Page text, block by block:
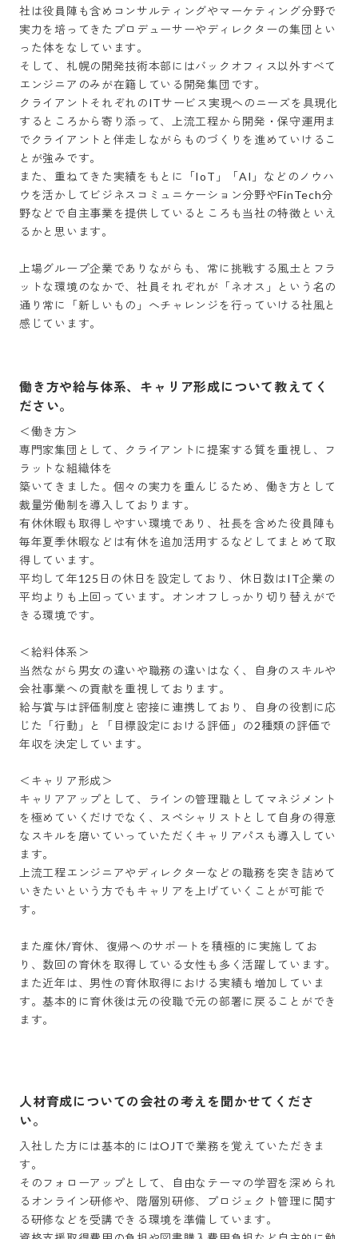
社は役員陣も含めコンサルティングやマーケティング分野で
実力を培ってきたプロデューサーやディレクターの集団とい
った体をなしています。
そして、札幌の開発技術本部にはバックオフィス以外すべて
エンジニアのみが在籍している開発集団です。
クライアントそれぞれのITサービス実現へのニーズを具現化
するところから寄り添って、上流工程から開発・保守運用ま
でクライアントと伴走しながらものづくりを進めていけるこ
とが強みです。
また、重ねてきた実績をもとに「IoT」「AI」などのノウハ
ウを活かしてビジネスコミュニケーション分野やFinTech分
野などで自主事業を提供しているところも当社の特徴といえ
るかと思います。
上場グループ企業でありながらも、常に挑戦する風土とフラ
ットな環境のなかで、社員それぞれが「ネオス」という名の
通り常に「新しいもの」へチャレンジを行っていける社風と
感じています。
働き方や給与体系、キャリア形成について教えてく
ださい。
＜働き方＞
専門家集団として、クライアントに提案する質を重視し、フ
ラットな組織体を
築いてきました。個々の実力を重んじるため、働き方として
裁量労働制を導入しております。
有休休暇も取得しやすい環境であり、社長を含めた役員陣も
毎年夏季休暇などは有休を追加活用するなどしてまとめて取
得しています。
平均して年125日の休日を設定しており、休日数はIT企業の
平均よりも上回っています。オンオフしっかり切り替えがで
きる環境です。
＜給料体系＞
当然ながら男女の違いや職務の違いはなく、自身のスキルや
会社事業への貢献を重視しております。
給与賞与は評価制度と密接に連携しており、自身の役割に応
じた「行動」と「目標設定における評価」の2種類の評価で
年収を決定しています。
＜キャリア形成＞
キャリアアップとして、ラインの管理職としてマネジメント
を極めていくだけでなく、スペシャリストとして自身の得意
なスキルを磨いていっていただくキャリアパスも導入してい
ます。
上流工程エンジニアやディレクターなどの職務を突き詰めて
いきたいという方でもキャリアを上げていくことが可能で
す。
また産休/育休、復帰へのサポートを積極的に実施してお
り、数回の育休を取得している女性も多く活躍しています。
また近年は、男性の育休取得における実績も増加していま
す。基本的に育休後は元の役職で元の部署に戻ることができ
ます。
人材育成についての会社の考えを聞かせてくださ
い。
入社した方には基本的にはOJTで業務を覚えていただきま
す。
そのフォローアップとして、自由なテーマの学習を深められ
るオンライン研修や、階層別研修、プロジェクト管理に関す
る研修などを受講できる環境を準備しています。